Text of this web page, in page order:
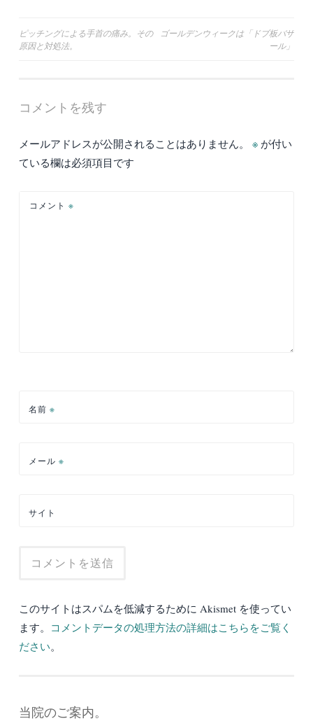
投
稿
ー
シ
ン
ピッチングによる手首の痛み。その
原因と対処法。
ゴールデンウィークは「ドブ板バザ
ール」
コメントを残す
メールアドレスが公開されることはありません。 ※ が付い
ている欄は必須項目です
コメント ※
名前 ※
メール ※
サイト
このサイトはスパムを低減するために Akismet を使ってい
ます。 コメントデータの処理方法の詳細はこちらをご覧く
ださい。
当院のご案内。